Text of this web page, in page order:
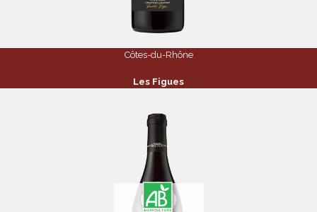
Côtes-du-Rhône
Les Figues